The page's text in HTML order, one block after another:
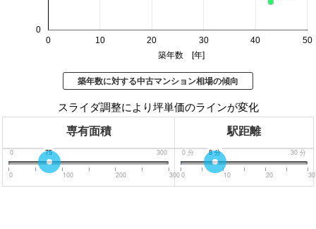
0 10 20 30 40 50
0
築年数 [年]
築年数に対する中古マンション相場の傾向
スライダ調整により坪単価のラインが変化
専有面積 駅距離
0 300
75
0 100 200 300
0分 30分
8分
0 10 20 30